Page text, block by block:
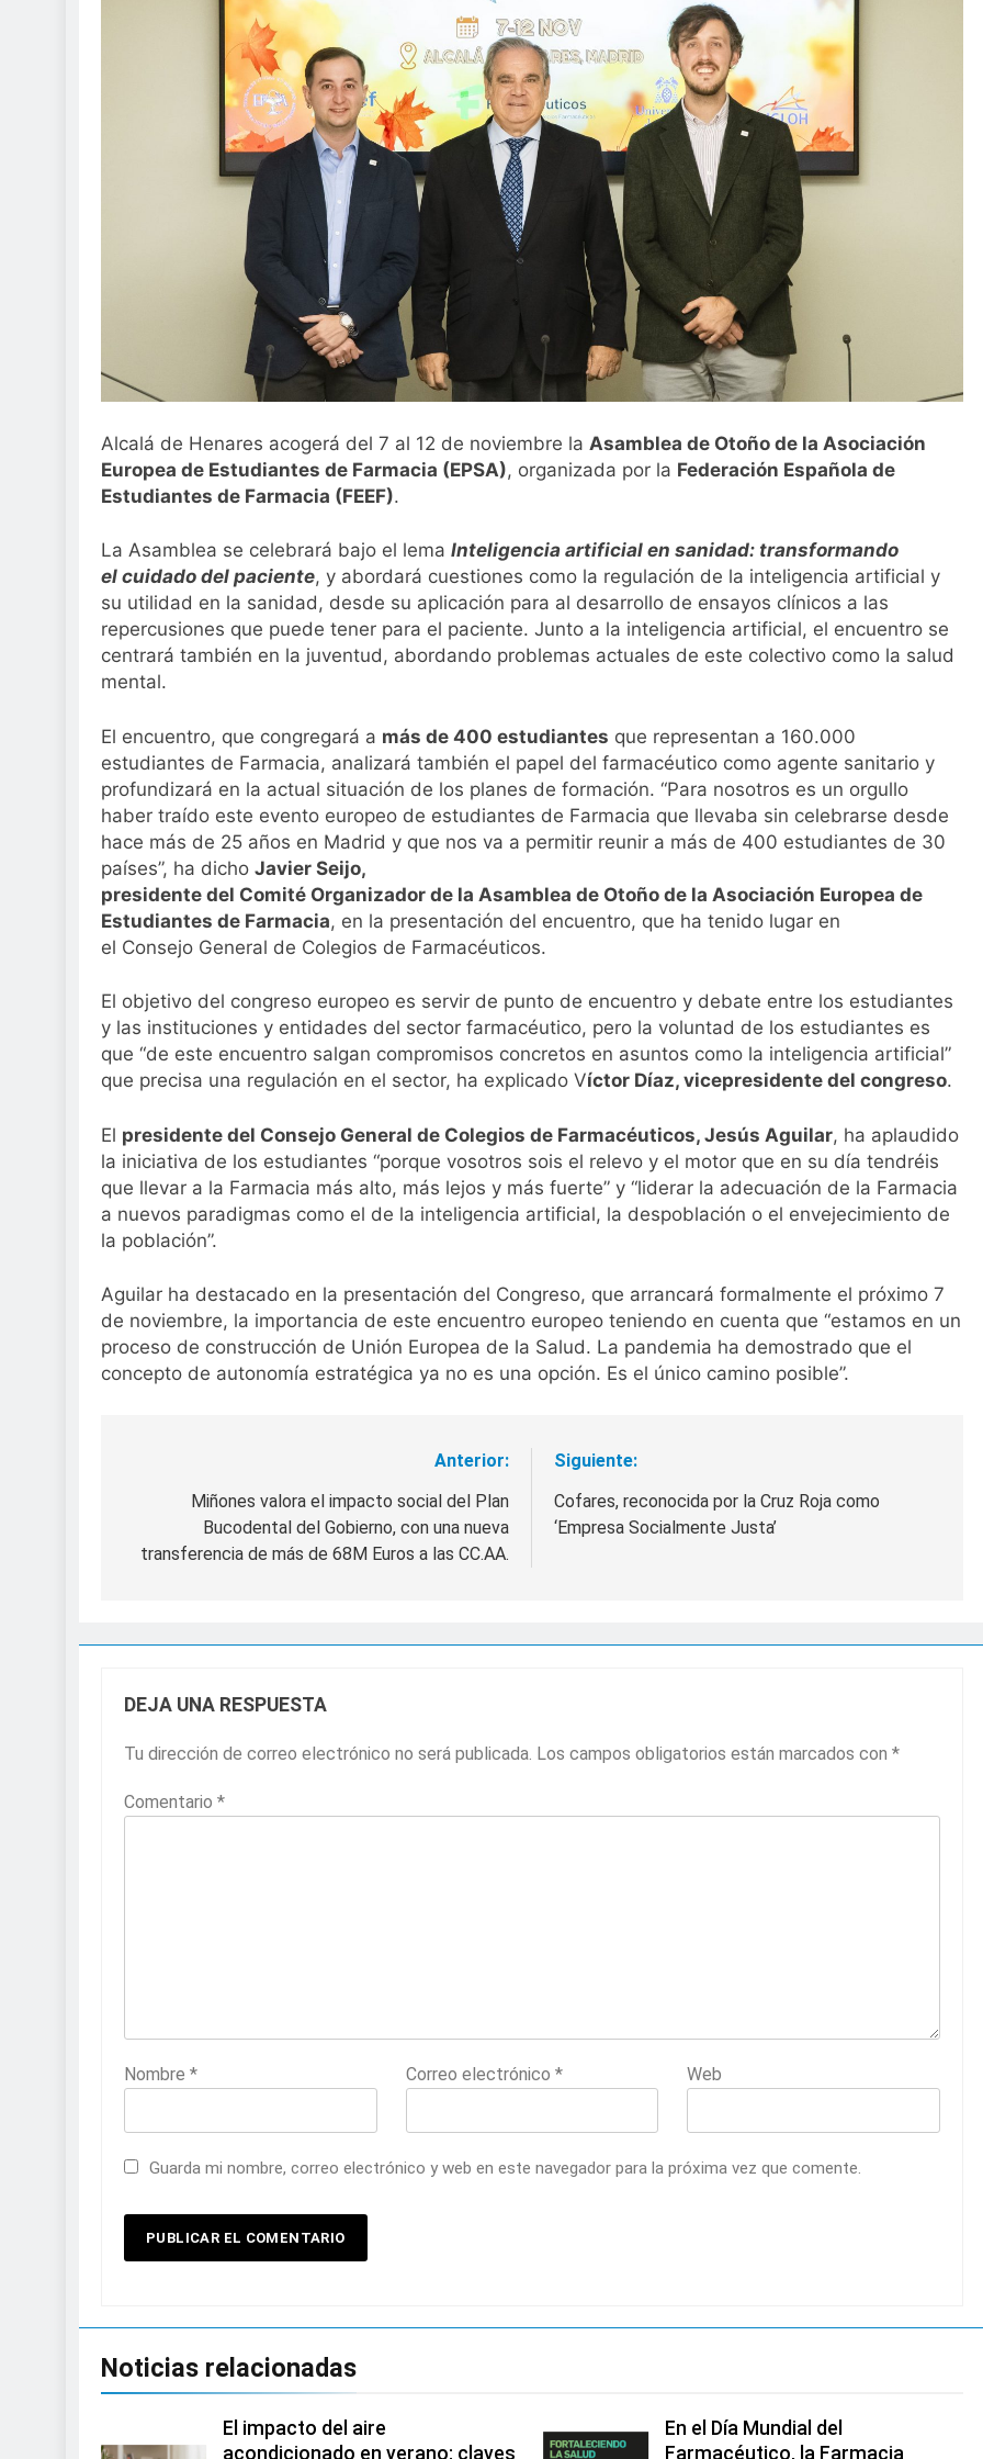
Sanidad publica el primer análisis nacional sobre la situación de las TCAE en
3 Semanas Atrás
Alcalá de Henares acogerá del 7 al 12 de noviembre la Asamblea de Otoño de la Asociación
Europea de Estudiantes de Farmacia (EPSA), organizada por la Federación Española de
Estudiantes de Farmacia (FEEF).
La Asamblea se celebrará bajo el lema Inteligencia artificial en sanidad: transformando
el cuidado del paciente, y abordará cuestiones como la regulación de la inteligencia artificial y
su utilidad en la sanidad, desde su aplicación para al desarrollo de ensayos clínicos a las
repercusiones que puede tener para el paciente. Junto a la inteligencia artificial, el encuentro se
centrará también en la juventud, abordando problemas actuales de este colectivo como la salud
mental.
El encuentro, que congregará a más de 400 estudiantes que representan a 160.000
estudiantes de Farmacia, analizará también el papel del farmacéutico como agente sanitario y
profundizará en la actual situación de los planes de formación. “Para nosotros es un orgullo
haber traído este evento europeo de estudiantes de Farmacia que llevaba sin celebrarse desde
hace más de 25 años en Madrid y que nos va a permitir reunir a más de 400 estudiantes de 30
países”, ha dicho Javier Seijo,
presidente del Comité Organizador de la Asamblea de Otoño de la Asociación Europea de
Estudiantes de Farmacia, en la presentación del encuentro, que ha tenido lugar en
el Consejo General de Colegios de Farmacéuticos.
El objetivo del congreso europeo es servir de punto de encuentro y debate entre los estudiantes
y las instituciones y entidades del sector farmacéutico, pero la voluntad de los estudiantes es
que “de este encuentro salgan compromisos concretos en asuntos como la inteligencia artificial”
que precisa una regulación en el sector, ha explicado Víctor Díaz, vicepresidente del congreso.
El presidente del Consejo General de Colegios de Farmacéuticos, Jesús Aguilar, ha aplaudido
la iniciativa de los estudiantes “porque vosotros sois el relevo y el motor que en su día tendréis
que llevar a la Farmacia más alto, más lejos y más fuerte” y “liderar la adecuación de la Farmacia
a nuevos paradigmas como el de la inteligencia artificial, la despoblación o el envejecimiento de
la población”.
Aguilar ha destacado en la presentación del Congreso, que arrancará formalmente el próximo 7
de noviembre, la importancia de este encuentro europeo teniendo en cuenta que “estamos en un
proceso de construcción de Unión Europea de la Salud. La pandemia ha demostrado que el
concepto de autonomía estratégica ya no es una opción. Es el único camino posible”.
entradas
Anterior:
Miñones valora el impacto social del Plan
Bucodental del Gobierno, con una nueva
transferencia de más de 68M Euros a las CC.AA.
Siguiente:
Cofares, reconocida por la Cruz Roja como
‘Empresa Socialmente Justa’
DEJA UNA RESPUESTA
Tu dirección de correo electrónico no será publicada. Los campos obligatorios están marcados con *
Comentario *
Nombre * Correo electrónico * Web
Guarda mi nombre, correo electrónico y web en este navegador para la próxima vez que comente.
Noticias relacionadas
El impacto del aire
acondicionado en verano: claves
En el Día Mundial del
Farmacéutico, la Farmacia